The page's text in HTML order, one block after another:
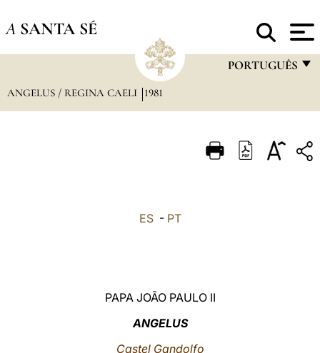
A SANTA SÉ
PORTUGUÊS
ITALIANO
ANGELUS / REGINA CAELI 1981
ES- PT
PAPA JOÃO PAULO II
ANGELUS
Castel Gandolfo